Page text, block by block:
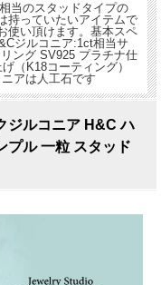
当のスタッドタイプの
持っていたいアイテムで
使い頂けます。基本スペ
ジルコニア:1ct相当サ
ング SV925 プラチナ仕
（K18コーティング）
アは人工石です
ジルコニア H&C ハ
プル 一粒 スタッド